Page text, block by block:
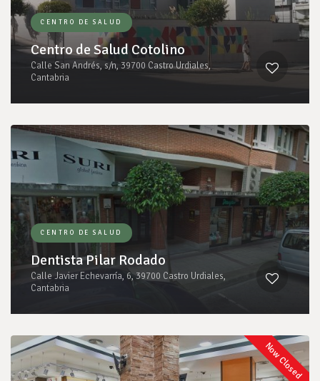
CENTRO DE SALUD
Centro de Salud Cotolino
Calle San Andrés, s/n, 39700 Castro Urdiales,
Cantabria
CENTRO DE SALUD
Dentista Pilar Rodado
Calle Javier Echevarría, 6, 39700 Castro Urdiales,
Cantabria
Now Closed